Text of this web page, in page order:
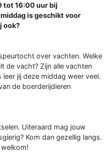
tot 16:00 uur bij
is geschikt voor
ook?
over vachten. Welke
de vacht? Zijn alle vachten
jij deze middag weer veel.
de boerderijdieren
Uiteraard mag jouw
Kom dan gezellig langs.